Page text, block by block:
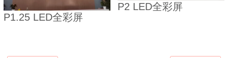
P1.25 LED全彩屏
P2 LED全彩屏